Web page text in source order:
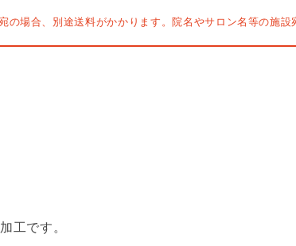
の場合、別途送料がかかります。院名やサロン名等の施設
工です。